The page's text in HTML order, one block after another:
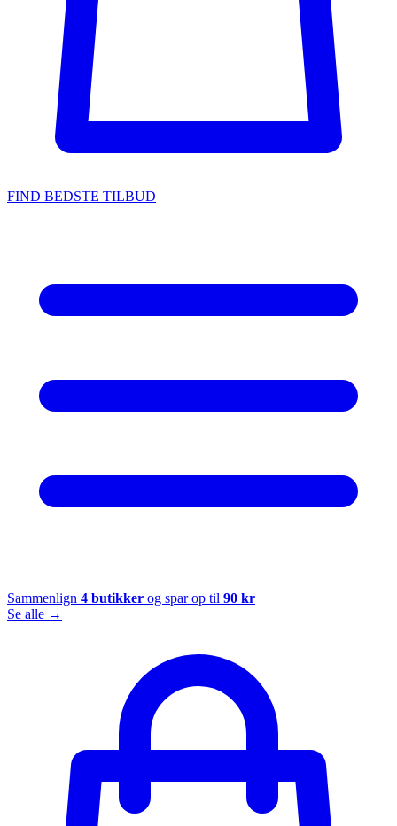
FIND BEDSTE TILBUD
Sammenlign 4 butikker og spar op til 90 kr
Se alle →